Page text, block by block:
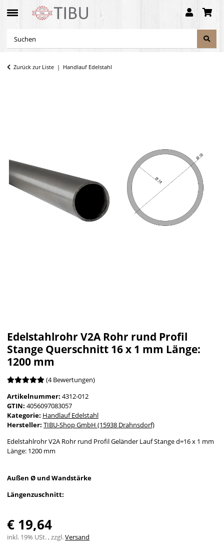
Zurück zur Liste Handlauf Edelstahl
Edelstahlrohr V2A Rohr rund Profil
Stange Querschnitt 16 x 1 mm Länge:
1200 mm
(4 Bewertungen)
Artikelnummer: 4312-012
GTIN: 4056097083057
Kategorie: Handlauf Edelstahl
Hersteller: TIBU-Shop GmbH (15938 Drahnsdorf)
Edelstahlrohr V2A Rohr rund Profil Geländer Lauf Stange d=16 x 1 mm
Länge: 1200 mm
Außen Ø und Wandstärke
Längenzuschnitt:
€ 19,64
inkl. 19% USt. , zzgl.Versand